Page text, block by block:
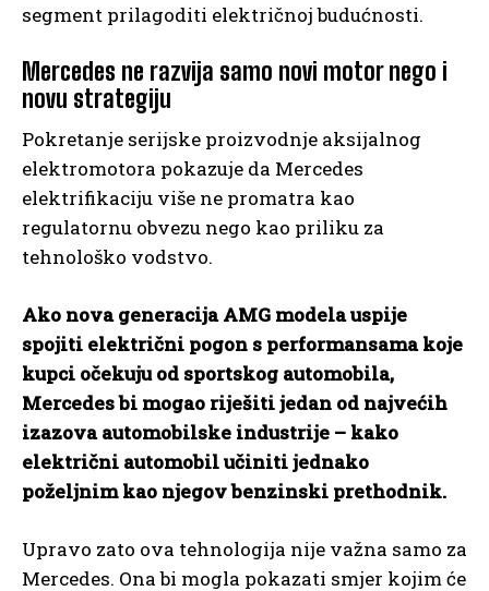
segment prilagoditi električnoj budućnosti.
Mercedes ne razvija samo novi motor nego i
novu strategiju
Pokretanje serijske proizvodnje aksijalnog
elektromotora pokazuje da Mercedes
elektrifikaciju više ne promatra kao
regulatornu obvezu nego kao priliku za
tehnološko vodstvo.
Ako nova generacija AMG modela uspije
spojiti električni pogon s performansama koje
kupci očekuju od sportskog automobila,
Mercedes bi mogao riješiti jedan od najvećih
izazova automobilske industrije – kako
električni automobil učiniti jednako
poželjnim kao njegov benzinski prethodnik.
Upravo zato ova tehnologija nije važna samo za
Mercedes. Ona bi mogla pokazati smjer kojim će